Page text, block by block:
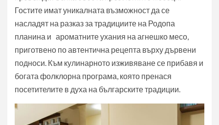
Гостите имат уникалната възможност да се
насладят на разказ за традициите на Родопа
планина и ароматните ухания на агнешко месо,
приготвено по автентична рецепта върху дървени
подноси. Към кулинарното изживяване се прибавя и
богата фолклорна програма, която пренася
посетителите в духа на българските традиции.